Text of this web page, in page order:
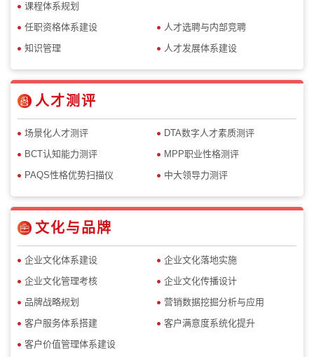
课程体系规划
任职资格体系建设
人才选聘与内部竞聘
知识管理
人才发展体系建设
人才测评
场景化人才测评
DTA数字人才素质测评
BCT认知能力测评
MPP职业性格测评
PAQS性格优势扫描仪
中大领导力测评
文化与品牌
企业文化体系建设
企业文化落地实施
企业文化管理考核
企业文化传播设计
品牌战略规划
营销数据挖掘分析与应用
客户服务体系搭建
客户满意度系统化提升
客户价值管理体系建设